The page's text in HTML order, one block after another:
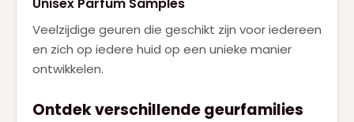
Unisex Parfum Samples
Veelzijdige geuren die geschikt zijn voor iedereen
en zich op iedere huid op een unieke manier
ontwikkelen.
Ontdek verschillende geurfamilies